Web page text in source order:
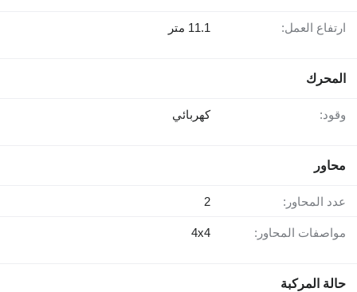
ارتفاع العمل: 11.1 متر
المحرك
وقود: كهربائي
محاور
عدد المحاور: 2
مواصفات المحاور: 4x4
حالة المركبة